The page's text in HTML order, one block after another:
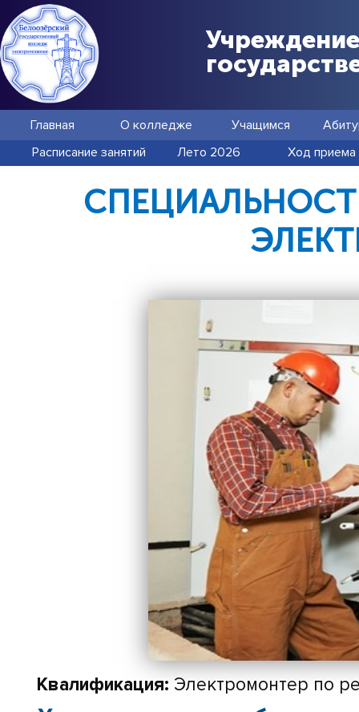
Главная О колледже Учащимся
Расписание занятий
Лето 2026 Ход приема
Квалификация: Электромонтер по